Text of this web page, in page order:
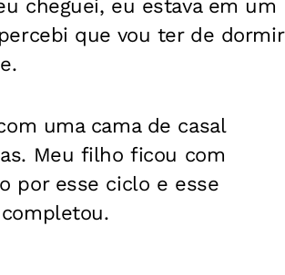
cheguei, eu estava em um
que vou ter de dormir
uma cama de casal
Meu filho ficou com
por esse ciclo e esse